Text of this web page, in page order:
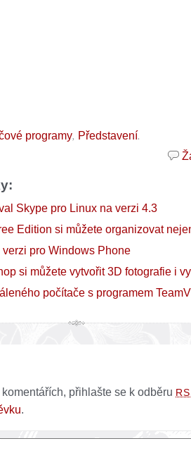
programy, Představení.
Skype pro Linux na verzi 4.3
Edition si můžete organizovat
pro Windows Phone
si můžete vytvořit 3D fotografie i vy
počítače s programem
přihlašte se k odběru
.